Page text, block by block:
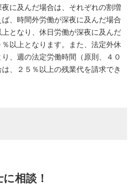
に及んだ場合は、それぞれの割増
、時間外労働が深夜に及んだ場合
となり、休日労働が深夜に及んだ
以上となります。また、法定外休
、週の法定労働時間（原則、４０
、２５％以上の残業代を請求でき
相談！